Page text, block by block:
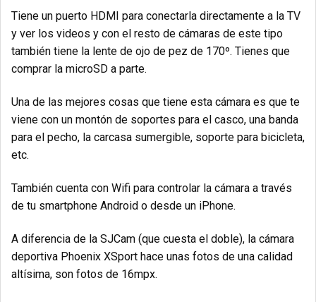
Tiene un puerto HDMI para conectarla directamente a la TV
y ver los videos y con el resto de cámaras de este tipo
también tiene la lente de ojo de pez de 170º. Tienes que
comprar la microSD a parte.
Una de las mejores cosas que tiene esta cámara es que te
viene con un montón de soportes para el casco, una banda
para el pecho, la carcasa sumergible, soporte para bicicleta,
etc.
También cuenta con Wifi para controlar la cámara a través
de tu smartphone Android o desde un iPhone.
A diferencia de la SJCam (que cuesta el doble), la cámara
deportiva Phoenix XSport hace unas fotos de una calidad
altísima, son fotos de 16mpx.